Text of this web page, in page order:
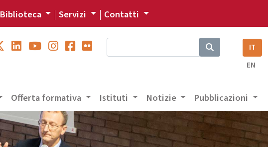
Biblioteca Servizi Contatti
IT
EN
Offerta formativa Istituti Notizie Pubblicazioni